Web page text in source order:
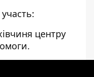
центру